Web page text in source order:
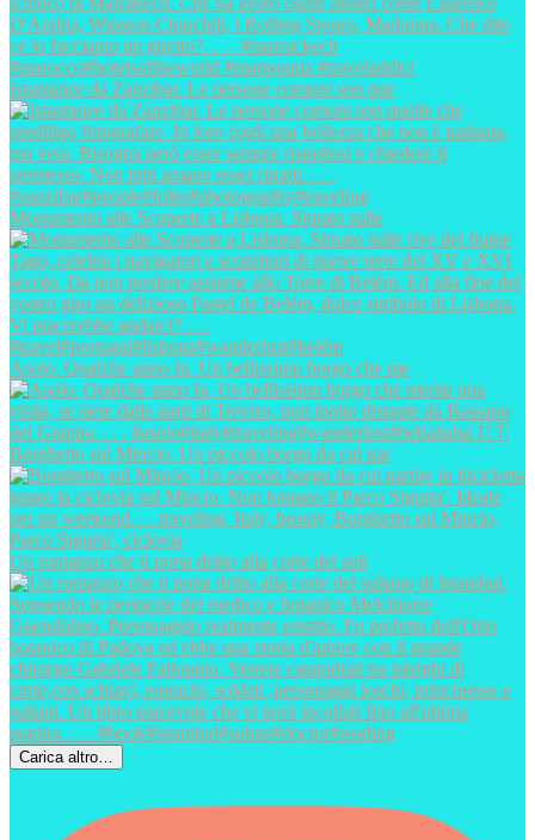
Istantanee da Zanzibar. Le persone comuni son que
Monumento alle Scoperte a Lisbona. Situato sulle
Asolo. Qualche anno fa. Un bellissimo borgo che me
Borghetto sul Mincio. Un piccolo borgo da cui par
Un romanzo che ti porta dritto alla corte del sult
Carica altro…